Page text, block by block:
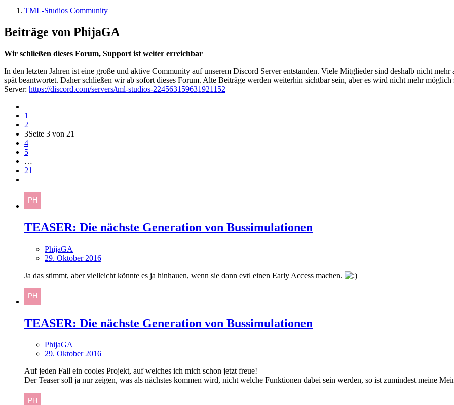
TML-Studios Community
Beiträge von PhijaGA
Wir schließen dieses Forum, Support ist weiter erreichbar
In den letzten Jahren ist eine große und aktive Community auf unserem Discord Server entstanden. Viele Mitglieder sind deshalb nicht
spät beantwortet. Daher schließen wir ab sofort dieses Forum. Alte Beiträge werden weiterhin sichtbar sein, aber es wird nicht mehr
Server: https://discord.com/servers/tml-studios-224563159631921152
1
2
3Seite 3 von 21
4
5
…
21
TEASER: Die nächste Generation von Bussimulationen
PhijaGA
29. Oktober 2016
Ja das stimmt, aber vielleicht könnte es ja hinhauen, wenn sie dann evtl einen Early Access machen.
TEASER: Die nächste Generation von Bussimulationen
PhijaGA
29. Oktober 2016
Auf jeden Fall ein cooles Projekt, auf welches ich mich schon jetzt freue!
Der Teaser soll ja nur zeigen, was als nächstes kommen wird, nicht welche Funktionen dabei sein werden, so ist zumindest meine